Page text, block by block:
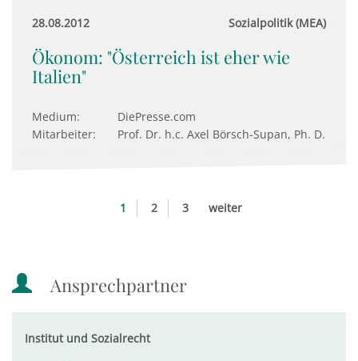
28.08.2012 Sozialpolitik (MEA)
Ökonom: "Österreich ist eher wie
Italien"
Medium:
DiePresse.com
Mitarbeiter:
Prof. Dr. h.c. Axel Börsch-Supan, Ph. D.
1 2 3 weiter
Ansprechpartner
Institut und Sozialrecht